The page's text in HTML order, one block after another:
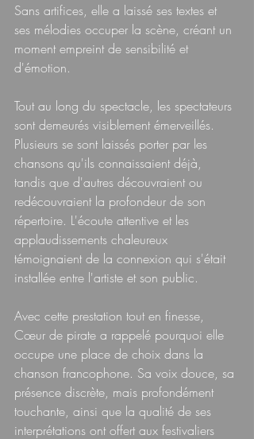
Sans artifices, elle a laissé ses textes et
ses mélodies occuper la scène, créant un
moment empreint de sensibilité et
d'émotion.
Tout au long du spectacle, les spectateurs
sont demeurés visiblement émerveillés.
Plusieurs se sont laissés porter par les
chansons qu'ils connaissaient déjà,
tandis que d'autres découvraient ou
redécouvraient la profondeur de son
répertoire. L'écoute attentive et les
applaudissements chaleureux
témoignaient de la connexion qui s'était
installée entre l'artiste et son public.
Avec cette prestation tout en finesse,
Cœur de pirate a rappelé pourquoi elle
occupe une place de choix dans la
chanson francophone. Sa voix douce, sa
présence discrète, mais profondément
touchante, ainsi que la qualité de ses
interprétations ont offert aux festivaliers